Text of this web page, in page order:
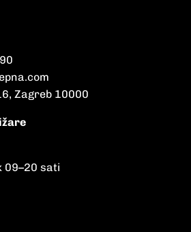
Zagreb 10000
09–20 sati